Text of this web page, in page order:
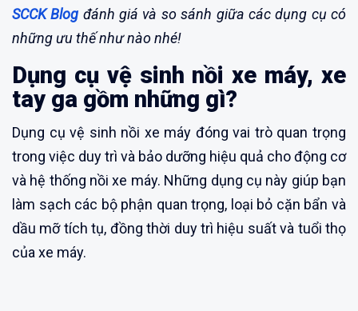
SCCK Blog đánh giá và so sánh giữa các dụng cụ có
những ưu thế như nào nhé!
Dụng cụ vệ sinh nồi xe máy, xe
tay ga gồm những gì?
Dụng cụ vệ sinh nồi xe máy đóng vai trò quan trọng
trong việc duy trì và bảo dưỡng hiệu quả cho động cơ
và hệ thống nồi xe máy. Những dụng cụ này giúp bạn
làm sạch các bộ phận quan trọng, loại bỏ cặn bẩn và
dầu mỡ tích tụ, đồng thời duy trì hiệu suất và tuổi thọ
của xe máy.